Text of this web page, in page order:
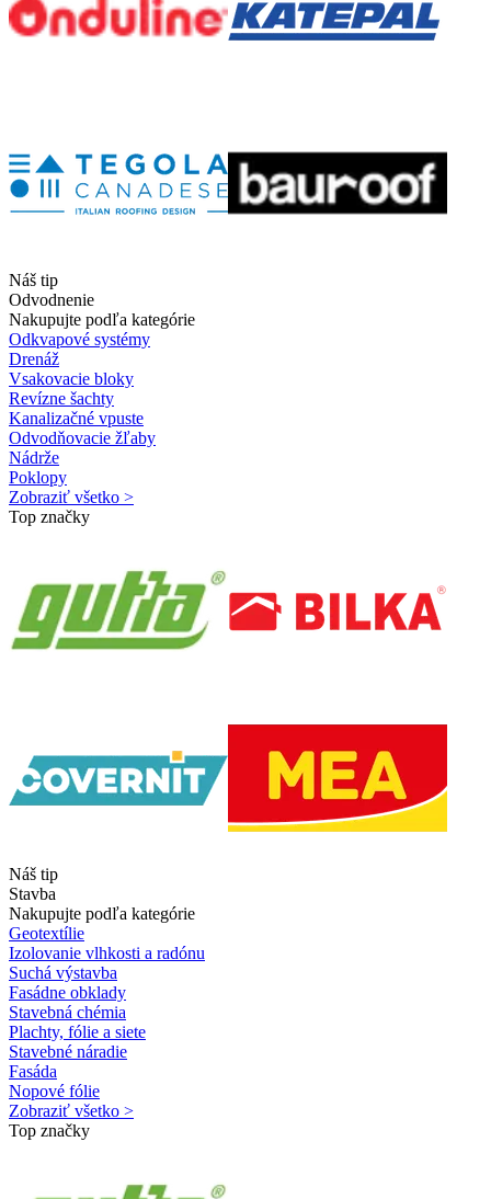
Náš tip
Odvodnenie
Nakupujte podľa kategórie
Odkvapové systémy
Drenáž
Vsakovacie bloky
Revízne šachty
Kanalizačné vpuste
Odvodňovacie žľaby
Nádrže
Poklopy
Zobraziť všetko >
Top značky
Náš tip
Stavba
Nakupujte podľa kategórie
Geotextílie
Izolovanie vlhkosti a radónu
Suchá výstavba
Fasádne obklady
Stavebná chémia
Plachty, fólie a siete
Stavebné náradie
Fasáda
Nopové fólie
Zobraziť všetko >
Top značky